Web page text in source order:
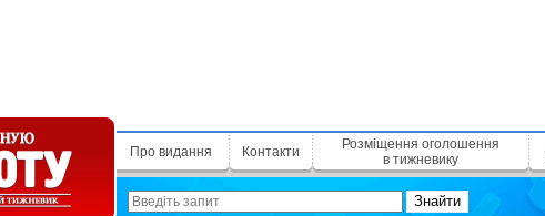
Знайти
Про видання Контакти
Розміщення оголошення
в тижневику